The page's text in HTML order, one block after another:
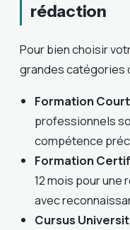
rédaction
Pour bien choisir
grandes catégories
Formation
professionnels
compétence
Formation
12 mois pour
avec
Cursus